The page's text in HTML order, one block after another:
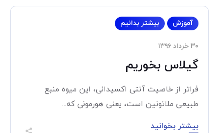
آموزش بیشتر بدانیم
۳۰ خرداد ۱۳۹۶
گیلاس بخوریم
فراتر از خاصیت آنتی اکسیدانی، این میوه منبع
طبیعی ملاتونین است، یعنی هورمونی که...
بیشتر بخوانید